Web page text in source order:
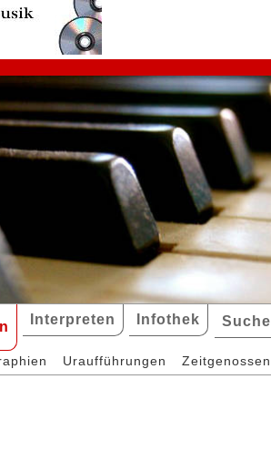
Interpreten Infothek Suche
Uraufführungen Zeitgenossen